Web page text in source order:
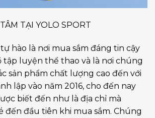
TẠI YOLO SPORT
tự hào là nơi mua sắm đáng tin cậy
tập luyện thể thao và là nơi chúng
sản phẩm chất lượng cao đến với
lập vào năm 2016, cho đến nay
biết đến như là địa chỉ mà
đến đầu tiên khi mua sắm. Chúng